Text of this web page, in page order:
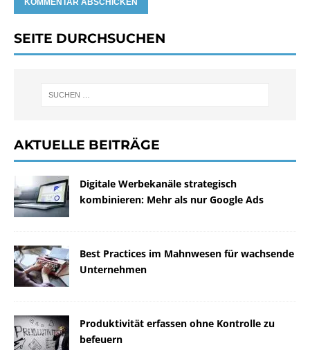
SEITE DURCHSUCHEN
AKTUELLE BEITRÄGE
Digitale Werbekanäle strategisch
kombinieren: Mehr als nur Google Ads
Best Practices im Mahnwesen für wachsende
Unternehmen
Produktivität erfassen ohne Kontrolle zu
befeuern